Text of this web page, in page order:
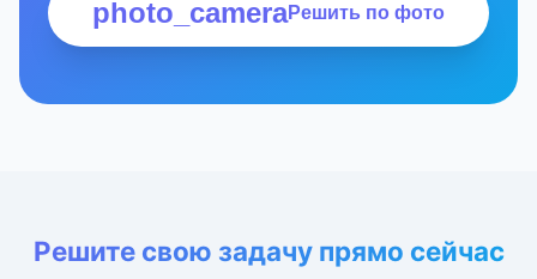
photo_cameraРешить по фото
Решите свою задачу прямо сейчас